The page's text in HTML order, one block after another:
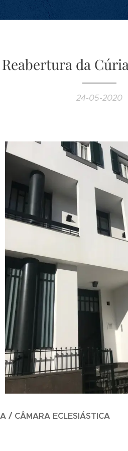
Reabertura da
24-05-2020
/ CÂMARA ECLESIÁSTICA